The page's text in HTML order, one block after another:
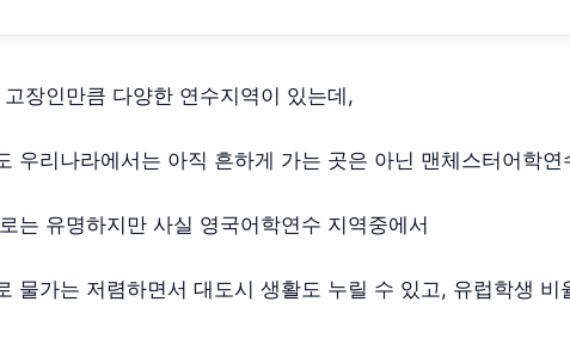
장인만큼 다양한 연수지역이 있는데,
우리나라에서는 아직 흔하게 가는 곳은 아닌 맨체스터어학연
는 유명하지만 사실 영국어학연수 지역중에서
물가는 저렴하면서 대도시 생활도 누릴 수 있고, 유럽학생 비